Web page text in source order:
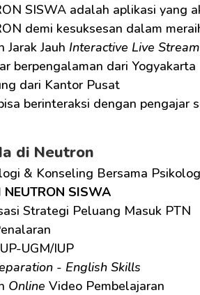
SISWA adalah aplikasi yang
demi kesuksesan dalam
Jarak Jauh Interactive Live
berpengalaman dari Yogyakarta
dari Kantor Pusat
berinteraksi dengan pengajar
di Neutron
& Konseling Bersama Psikolog
SISWA
Strategi Peluang Masuk PTN
UGM/IUP
- English Skills
Online Video Pembelajaran